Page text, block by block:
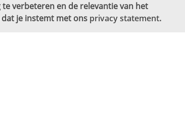
verbeteren en de relevantie van het
je instemt met ons privacy statement.